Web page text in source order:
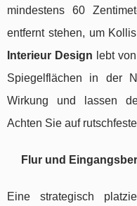
mindestens 60
entfernt stehen, um
Interieur Design lebt
Spiegelflächen in der
Wirkung und lassen
Achten Sie auf
Flur und
Eine strategisch